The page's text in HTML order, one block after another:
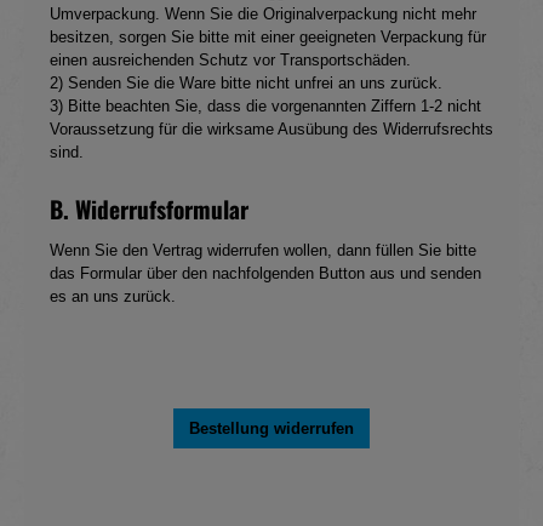
Umverpackung. Wenn Sie die Originalverpackung nicht mehr
besitzen, sorgen Sie bitte mit einer geeigneten Verpackung für
einen ausreichenden Schutz vor Transportschäden.
2) Senden Sie die Ware bitte nicht unfrei an uns zurück.
3) Bitte beachten Sie, dass die vorgenannten Ziffern 1-2 nicht
Voraussetzung für die wirksame Ausübung des Widerrufsrechts
sind.
B. Widerrufsformular
Wenn Sie den Vertrag widerrufen wollen, dann füllen Sie bitte
das Formular über den nachfolgenden Button aus und senden
es an uns zurück.
Bestellung widerrufen